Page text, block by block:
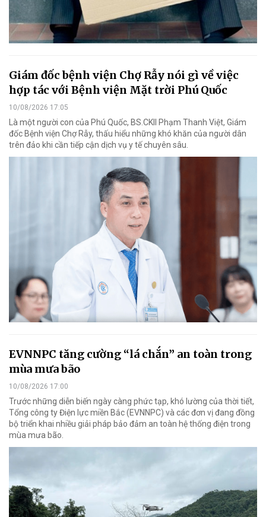
Giám đốc bệnh viện Chợ Rẫy nói gì về việc
hợp tác với Bệnh viện Mặt trời Phú Quốc
10/08/2026 17:05
Là một người con của Phú Quốc, BS.CKII Phạm Thanh Việt, Giám
đốc Bệnh viện Chợ Rẫy, thấu hiểu những khó khăn của người dân
trên đảo khi cần tiếp cận dịch vụ y tế chuyên sâu.
EVNNPC tăng cường “lá chắn” an toàn trong
mùa mưa bão
10/08/2026 17:00
Trước những diễn biến ngày càng phức tạp, khó lường của thời tiết,
Tổng công ty Điện lực miền Bắc (EVNNPC) và các đơn vị đang đồng
bộ triển khai nhiều giải pháp bảo đảm an toàn hệ thống điện trong
mùa mưa bão.